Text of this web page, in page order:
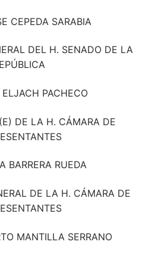
CEPEDA SARABIA
DEL H. SENADO DE LA
ELJACH PACHECO
DE LA H. CÁMARA DE
BARRERA RUEDA
DE LA H. CÁMARA DE
MANTILLA SERRANO